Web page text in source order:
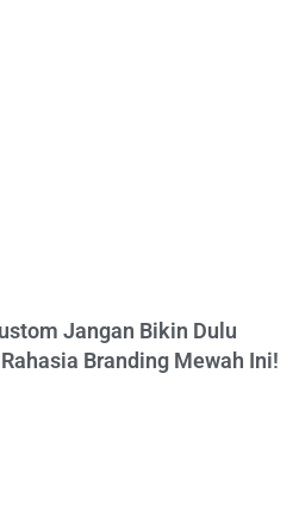
Jangan Bikin Dulu
Branding Mewah Ini!